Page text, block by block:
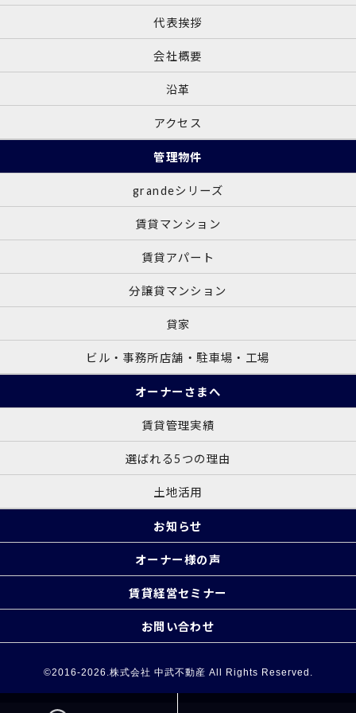
代表挨拶
会社概要
沿革
アクセス
管理物件
grandeシリーズ
賃貸マンション
賃貸アパート
分譲貸マンション
貸家
ビル・事務所店舗・駐車場・工場
オーナーさまへ
賃貸管理実績
選ばれる5つの理由
土地活用
お知らせ
オーナー様の声
賃貸経営セミナー
お問い合わせ
©2016-2026.株式会社 中武不動産 All Rights Reserved.